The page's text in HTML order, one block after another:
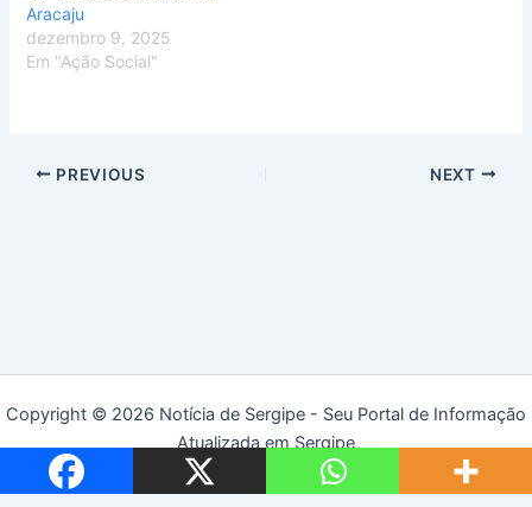
Aracaju
dezembro 9, 2025
Em "Ação Social"
PREVIOUS NEXT
Copyright © 2026 Notícia de Sergipe - Seu Portal de Informação
Atualizada em Sergipe